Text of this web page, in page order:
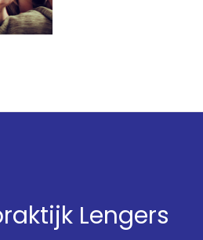
Lengers